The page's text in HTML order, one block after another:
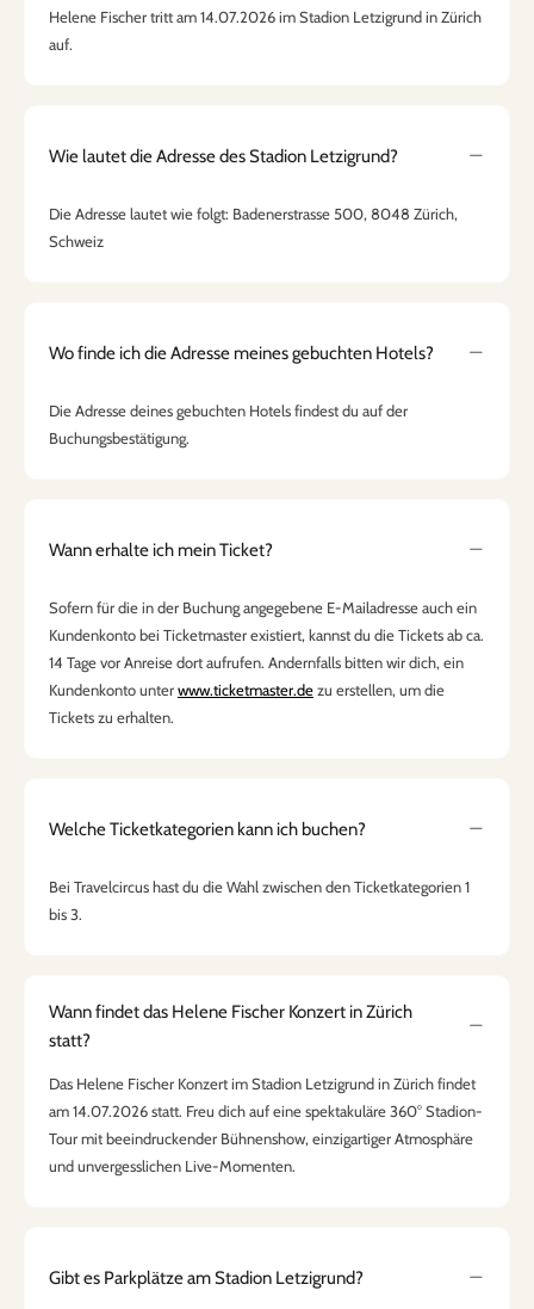
Helene Fischer tritt am 14.07.2026 im Stadion Letzigrund in Zürich
auf.
Wie lautet die Adresse des Stadion Letzigrund?
Die Adresse lautet wie folgt: Badenerstrasse 500, 8048 Zürich,
Schweiz
Wo finde ich die Adresse meines gebuchten Hotels?
Die Adresse deines gebuchten Hotels findest du auf der
Buchungsbestätigung.
Wann erhalte ich mein Ticket?
Sofern für die in der Buchung angegebene E-Mailadresse auch ein
Kundenkonto bei Ticketmaster existiert, kannst du die Tickets ab ca.
14 Tage vor Anreise dort aufrufen. Andernfalls bitten wir dich, ein
Kundenkonto unterwww.ticketmaster.dezu erstellen, um die
Tickets zu erhalten.
Welche Ticketkategorien kann ich buchen?
Bei Travelcircus hast du die Wahl zwischen den Ticketkategorien 1
bis 3.
Wann findet das Helene Fischer Konzert in Zürich
statt?
Das Helene Fischer Konzert im Stadion Letzigrund in Zürich findet
am 14.07.2026 statt. Freu dich auf eine spektakuläre 360° Stadion-
Tour mit beeindruckender Bühnenshow, einzigartiger Atmosphäre
und unvergesslichen Live-Momenten.
Gibt es Parkplätze am Stadion Letzigrund?